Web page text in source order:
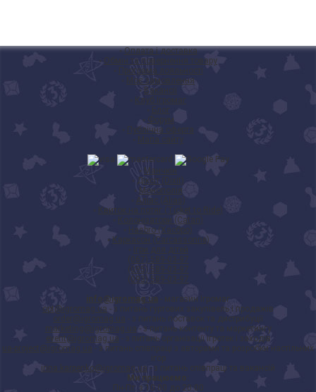
◦Оплата і доставка
◦ Обмін та повернення товару
Програма лояльності
Моє замовлення
◦ Вакансії
Клуб Ігромаг
Блог
◦ Форум
Публічна оферта
Мапа сайту
◦ Манчкін
◦ Діксіт (Dixit)
◦ Монополія
Аліас (Alias)
Квиток на потяг (Ticket to Ride)
Колонізатори (Catan)
Hasbro (Хасбро)
◦ Каркасон (Carcassonne)
Ігри для дітей
(067) 589-03-97
(095) 589-03-97
(093) 589-03-97
info@igromag.ua - магазин Ігромаг
opt@igromag.ua - з питань гуртових закупівель і продажів
order@igromag.ua - з питань поставок та дистрибуції
marketing@igromag.ua - з питань контенту та маркетингу
event@igromag.ua - з питань організації ігротек і заходів
ua-project@igromag.ua - з питань співпраці з авторами та розробки настільних
ігор
irina.karpenko@igromag.ua - з питань співпраці та вакансій
Ми працюємо:
Пн-Пт: з 10:00 до 20:00